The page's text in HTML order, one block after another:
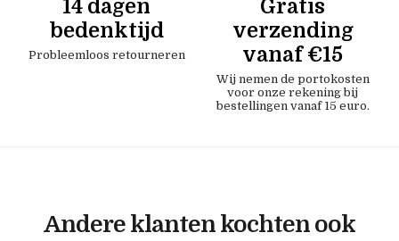
14 dagen
bedenktijd
Probleemloos retourneren
Gratis
verzending
vanaf €15
Wij nemen de portokosten
voor onze rekening bij
bestellingen vanaf 15 euro.
Andere klanten kochten ook